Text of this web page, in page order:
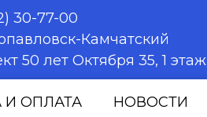
30-77-00
Камчатский
50 лет Октября 35, 1 этаж
И ОПЛАТА НОВОСТИ